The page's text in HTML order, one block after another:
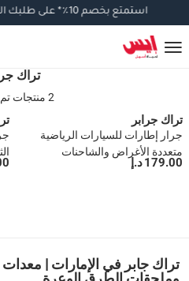
استمتع بخصم10 ٪*على طلبك
تراك
2 منتجات تم العثور
تراك جرابر
جرار إطارات للسيارات الرياضية
متعددة الأغراض والشاحنات
(أسود\أصفر)
179.00 د.إ
تراك جابر في الإمارات | معدات